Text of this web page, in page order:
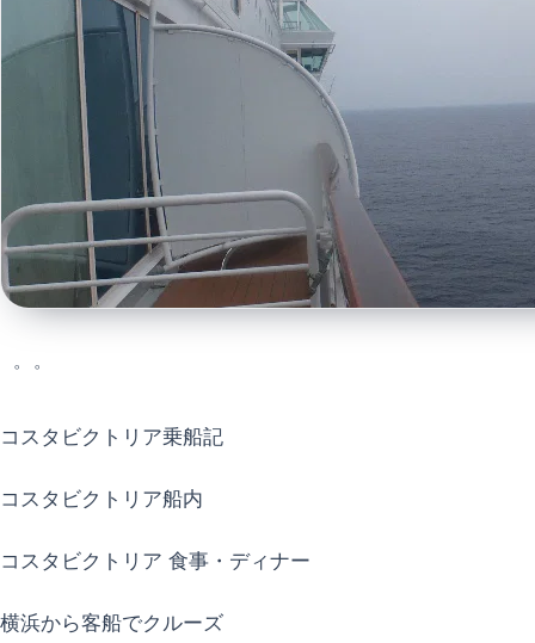
゜゜
コスタビクトリア乗船記
コスタビクトリア船内
コスタビクトリア 食事・ディナー
横浜から客船でクルーズ